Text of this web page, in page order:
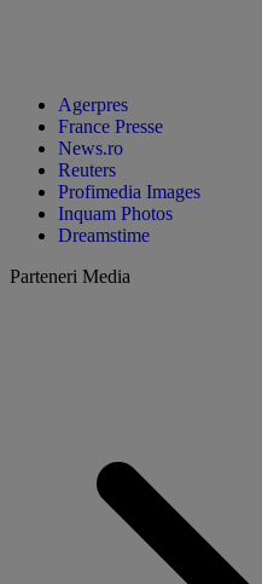
Agerpres
France Presse
News.ro
Reuters
Profimedia Images
Inquam Photos
Dreamstime
Parteneri Media